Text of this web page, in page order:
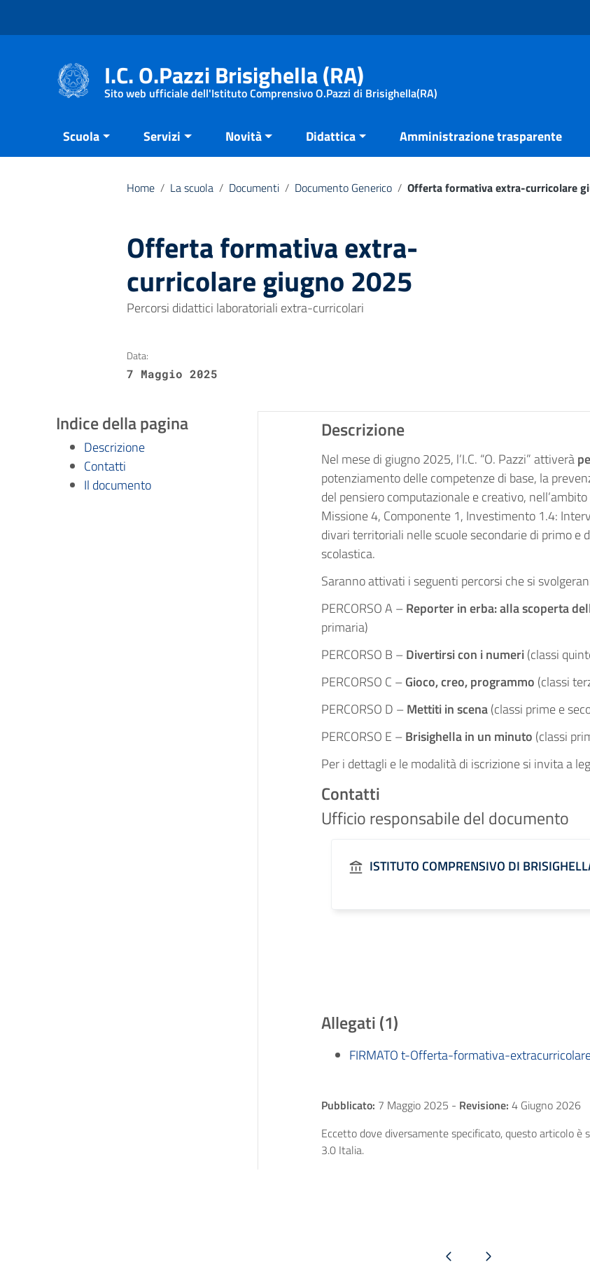
I.C. O.Pazzi Brisighella (RA)
Sito web ufficiale dell'Istituto Comprensivo O.Pazzi di Brisighella(RA)
Scuola Servizi Novità Didattica Amministrazione trasparente
Home / La scuola / Documenti / Documento Generico / Offerta formativa extra-curricolare
Offerta formativa extra-
curricolare giugno 2025
Percorsi didattici laboratoriali extra-curricolari
Data:
7 Maggio 2025
Indice della pagina
Descrizione
Contatti
Il documento
Descrizione
Nel mese di giugno 2025, l’I.C. “O. Pazzi” attiverà
potenziamento delle competenze di base, la
del pensiero computazionale e creativo,
Missione 4, Componente 1, Investimento 1.4:
divari territoriali nelle scuole secondarie di primo e
scolastica.
Saranno attivati i seguenti percorsi che si
PERCORSO A –Reporter in erba: alla scoperta
primaria)
PERCORSO B –Divertirsi con i numeri(classi
PERCORSO C –Gioco, creo, programmo (classi
PERCORSO D –Mettiti in scena(classi prime e
PERCORSO E –Brisighella in un minuto (classi
Per i dettagli e le modalità di iscrizione si invita a
Contatti
Ufficio responsabile del documento
ISTITUTO COMPRENSIVO DI
Allegati (1)
FIRMATO t-Offerta-formativa-
Pubblicato: 7 Maggio 2025 - Revisione: 4 Giugno 2026
Eccetto dove diversamente specificato, questo articolo
3.0 Italia.
Pagina precedentePagina successiva